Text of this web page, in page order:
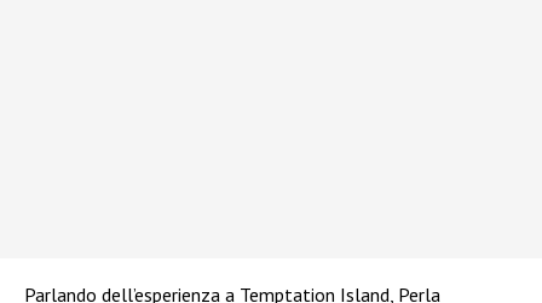
Parlando dell’esperienza a Temptation Island, Perla